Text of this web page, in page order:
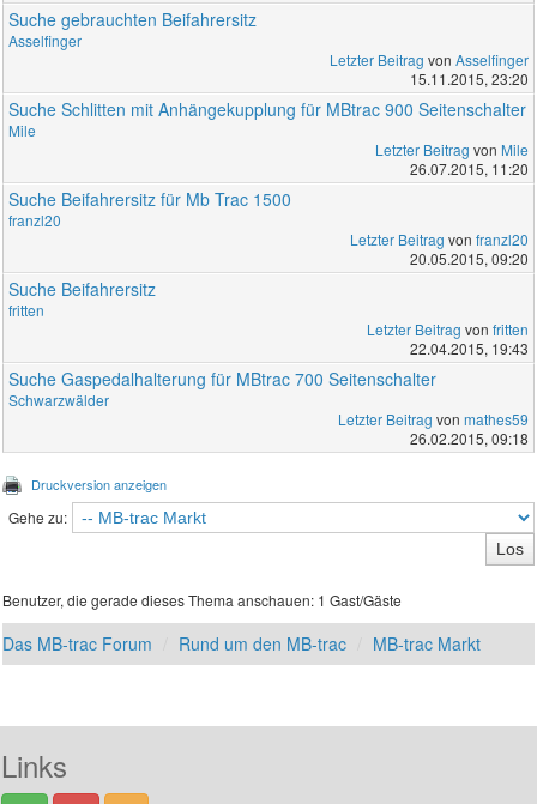
Suche gebrauchten Beifahrersitz
Asselfinger
Letzter Beitrag von Asselfinger
15.11.2015, 23:20
Suche Schlitten mit Anhängekupplung für MBtrac 900 Seitenschalter
Mile
Letzter Beitrag von Mile
26.07.2015, 11:20
Suche Beifahrersitz für Mb Trac 1500
franzl20
Letzter Beitrag von franzl20
20.05.2015, 09:20
Suche Beifahrersitz
fritten
Letzter Beitrag von fritten
22.04.2015, 19:43
Suche Gaspedalhalterung für MBtrac 700 Seitenschalter
Schwarzwälder
Letzter Beitrag von mathes59
26.02.2015, 09:18
Druckversion anzeigen
Gehe zu:
Benutzer, die gerade dieses Thema anschauen: 1 Gast/Gäste
Das MB-trac Forum Rund um den MB-trac MB-trac Markt
Links